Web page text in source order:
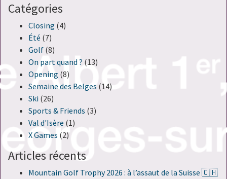
Catégories
Closing (4)
Été (7)
Golf (8)
On part quand ? (13)
Opening (8)
Semaine des Belges (14)
Ski (26)
Sports & Friends (3)
Val d'Isère (1)
X Games (2)
Articles récents
Mountain Golf Trophy 2026 : à l’assaut de la Suisse 🇨🇭